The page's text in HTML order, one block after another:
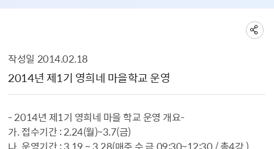
작성일 2014.02.18
2014년 제1기 영희네 마을학교 운영
- 2014년 제1기 영희네 마을 학교 운영 개요-
가. 접수기간 : 2.24(월)~3.7(금)
나. 운영기간 : 3.19 ~ 3.28(매주 수,금 09:30~12:30 / 총4강 )